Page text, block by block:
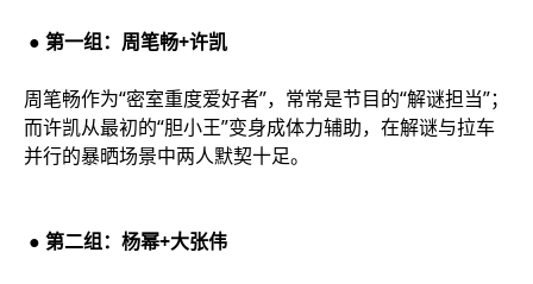
● 第一组：周笔畅+许凯
周笔畅作为“密室重度爱好者”，常常是节目的“解谜担当”；
而许凯从最初的“胆小王”变身成体力辅助，在解谜与拉车
并行的暴晒场景中两人默契十足。
● 第二组：杨幂+大张伟